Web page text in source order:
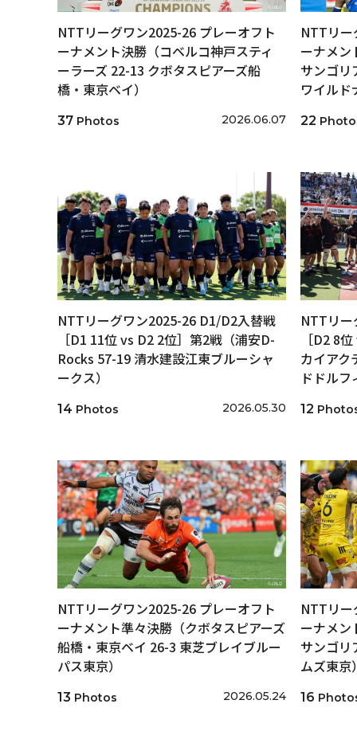
NTTリーグワン2025-26 プレーオフト
ーナメント決勝（コベルコ神戸スティ
ーラーズ 22-13 クボタスピアーズ船
橋・東京ベイ）
37 Photos 2026.06.07
NTTリー
ーナメン
サンゴリ
ワイルド
22
NTTリーグワン2025-26 D1/D2入替戦
［D1 11位 vs D2 2位］第2戦（浦安D-
Rocks 57-19 清水建設江東ブルーシャ
ークス）
14 Photos 2026.05.30
NTTリ
［D2 8
カイアク
ドドル
12
NTTリーグワン2025-26 プレーオフト
ーナメント準々決勝（クボタスピアーズ
船橋・東京ベイ 26-3 東芝ブレイブルー
パス東京）
13 Photos 2026.05.24
NTTリー
ーナメン
サンゴリ
ムズ東京
16